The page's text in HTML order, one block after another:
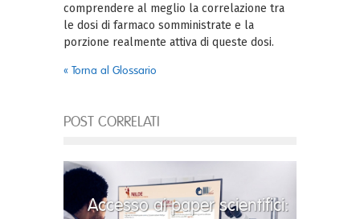
comprendere al meglio la correlazione tra
le dosi di farmaco somministrate e la
porzione realmente attiva di queste dosi.
« Torna al Glossario
POST CORRELATI
Accesso ai paper scientifici: